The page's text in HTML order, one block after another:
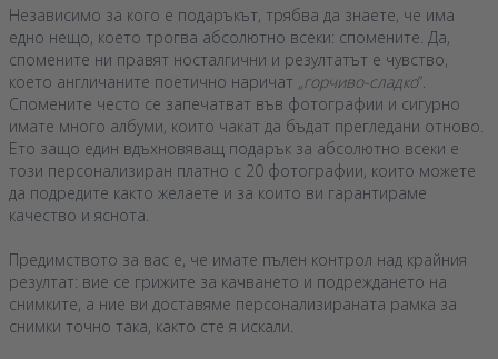
Независимо за кого е подаръкът, трябва да знаете, че има
едно нещо, което трогва абсолютно всеки: спомените. Да,
спомените ни правят носталгични и резултатът е чувство,
което англичаните поетично наричат „горчиво-сладко“.
Спомените често се запечатват във фотографии и сигурно
имате много албуми, които чакат да бъдат прегледани отново.
Ето защо един вдъхновяващ подарък за абсолютно всеки е
този персонализиран платно с 20 фотографии, които можете
да подредите както желаете и за които ви гарантираме
качество и яснота.
Предимството за вас е, че имате пълен контрол над крайния
резултат: вие се грижите за качването и подреждането на
снимките, а ние ви доставяме персонализираната рамка за
снимки точно така, както сте я искали.